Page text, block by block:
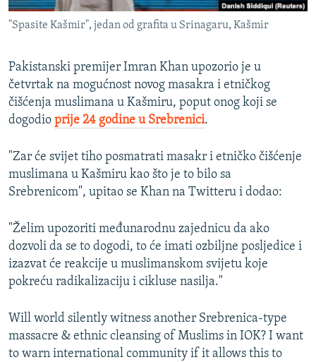
VIŠE OD NASLOVA
GENOCID U SREBRENICI
POPLAVE I KLIZIŠTA U BIH 2024.
TV LIBERTY
POST SCRIPTUM
TRI DECENIJE OD RATA U BIH
SVE KARTE DEJTONA
PRATITE NAS
Sve RFE/RL stranice
"Spasite Kašmir", jedan od grafita u Srinagaru, Kašmir
Pakistanski premijer Imran Khan upozorio je u
četvrtak na mogućnost novog masakra i etničkog
čišćenja muslimana u Kašmiru, poput onog koji se
dogodio prije 24 godine u Srebrenici.
"Zar će svijet tiho posmatrati masakr i etničko čišćenje
muslimana u Kašmiru kao što je to bilo sa
Srebrenicom", upitao se Khan na Twitteru i dodao:
"Želim upozoriti međunarodnu zajednicu da ako
dozvoli da se to dogodi, to će imati ozbiljne posljedice i
izazvat će reakcije u muslimanskom svijetu koje
pokreću radikalizaciju i cikluse nasilja."
Will world silently witness another Srebrenica-type
massacre & ethnic cleansing of Muslims in IOK? I want
to warn international community if it allows this to